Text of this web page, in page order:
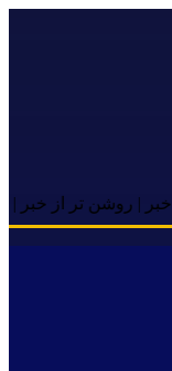
روشن تر از خبر |